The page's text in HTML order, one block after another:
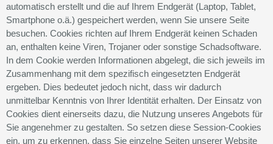
automatisch erstellt und die auf Ihrem Endgerät (Laptop, Tablet,
Smartphone o.ä.) gespeichert werden, wenn Sie unsere Seite
besuchen. Cookies richten auf Ihrem Endgerät keinen Schaden
an, enthalten keine Viren, Trojaner oder sonstige Schadsoftware.
In dem Cookie werden Informationen abgelegt, die sich jeweils im
Zusammenhang mit dem spezifisch eingesetzten Endgerät
ergeben. Dies bedeutet jedoch nicht, dass wir dadurch
unmittelbar Kenntnis von Ihrer Identität erhalten. Der Einsatz von
Cookies dient einerseits dazu, die Nutzung unseres Angebots für
Sie angenehmer zu gestalten. So setzen diese Session-Cookies
ein, um zu erkennen, dass Sie einzelne Seiten unserer Website